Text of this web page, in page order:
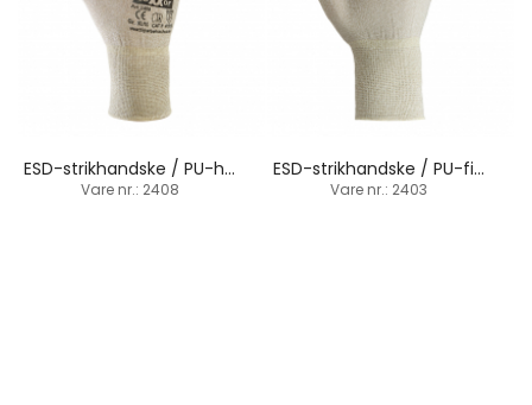
ESD-strikhandske / PU-håndfladebelægning
Vare nr.: 2408
ESD-strikhandske / PU-fingerspidsbelægning
Vare nr.: 2403